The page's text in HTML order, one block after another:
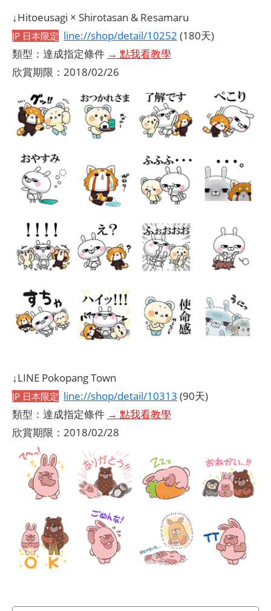
↓Hitoeusagi × Shirotasan & Resamaru
JP 日本限定 line://shop/detail/10252 (180天)
類型：達成指定條件 → 點我看教學
欣賞期限：2018/02/26
↓LINE Pokopang Town
JP 日本限定 line://shop/detail/10313 (90天)
類型：達成指定條件 → 點我看教學
欣賞期限：2018/02/28